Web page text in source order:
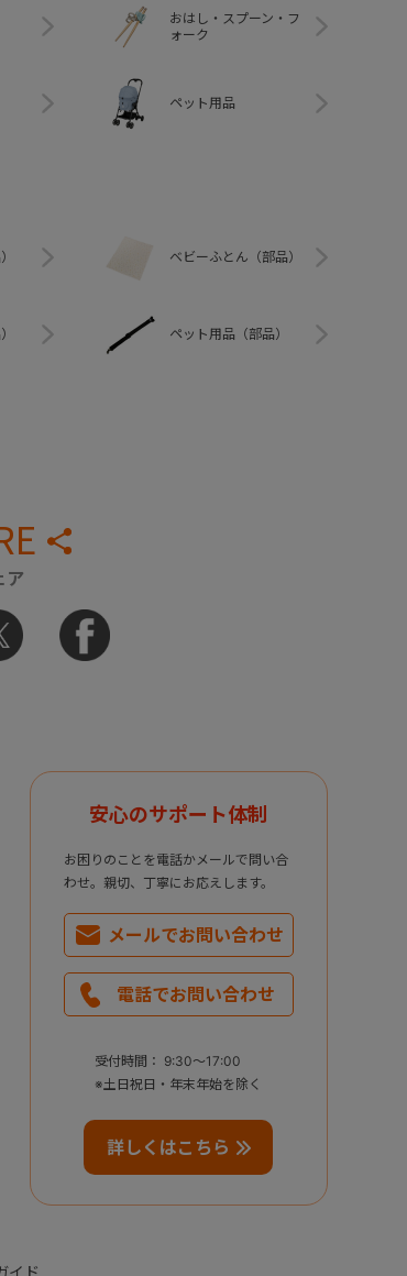
おはし・スプーン・フ
ォーク
ペット用品
ベビーふとん（部品）
ペット用品（部品）
ア
安心のサポート体制
お困りのことを電話かメールで問い合
わせ。親切、丁寧にお応えします。
メールでお問い合わせ
電話でお問い合わせ
受付時間： 9:30～17:00
※土日祝日・年末年始を除く
詳しくはこちら
イド